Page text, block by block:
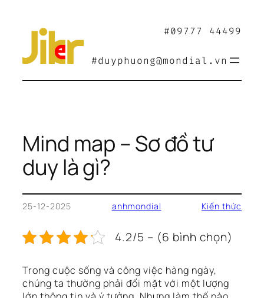
dung
#09777 44499
#duyphuong@mondial.vn
Mind map – Sơ đồ tư
duy là gì?
25-12-2025 anhmondial Kiến thức
4.2/5 – (6 bình chọn)
Trong cuộc sống và công việc hàng ngày,
chúng ta thường phải đối mặt với một lượng